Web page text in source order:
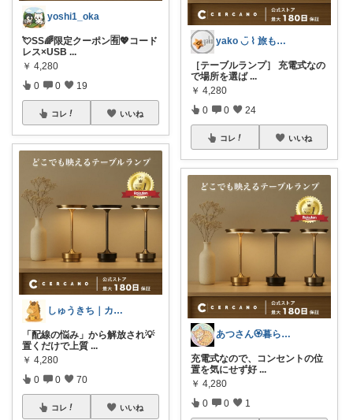
yoshi1_oka
💘SS🌈限定クーポン🈶💖コード
レス×USB ...
￥ 4,280
0 0 19
コレ いいね
しゅうきち｜カフェ☕と暮らし🍀
「配線の悩み」から解放され💡
置くだけで上質 ...
￥ 4,280
0 0 70
コレ いいね
yako ◡̈ ⌇ 旅も日常もおしゃれに
［テーブルランプ］ 充電式なの
で場所を選ば ...
￥ 4,280
0 0 24
コレ いいね
あつさん🏵️暮らしを楽しんで彩る✨
充電式なので、コンセントの位
置を気にせず好 ...
￥ 4,280
0 0 1